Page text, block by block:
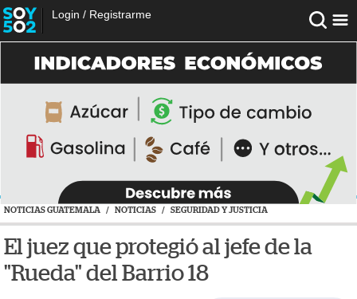
Login / Registrarme
NOTICIAS GUATEMALA / NOTICIAS / SEGURIDAD Y JUSTICIA
El juez que protegió al jefe de la
"Rueda" del Barrio 18